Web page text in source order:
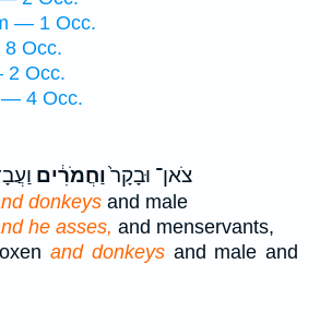
— 1 Occ.
8 Occ.
2 Occ.
— 4 Occ.
צֹאן־ וּבָקָר֙וַחֲמֹרִ֔ים
donkeys and male
he asses, and menservants,
and donkeysand male and